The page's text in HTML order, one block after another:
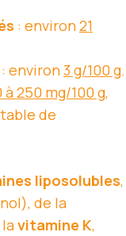
: environ21
: environ3 g/100 g.
à 250 mg/100 g,
de
liposolubles,
de la
vitamine K,